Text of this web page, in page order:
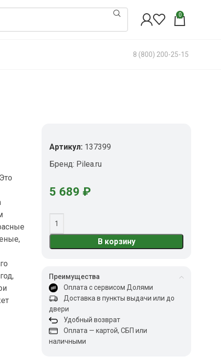
0
8 (800) 200-25-15
Артикул: 137399
Бренд: Pilea.ru
5 689₽
В корзину
Преимущества
Оплата с сервисом Долями
Доставка в пункты выдачи или до
двери
Удобный возврат
Оплата — картой, СБП или
наличными